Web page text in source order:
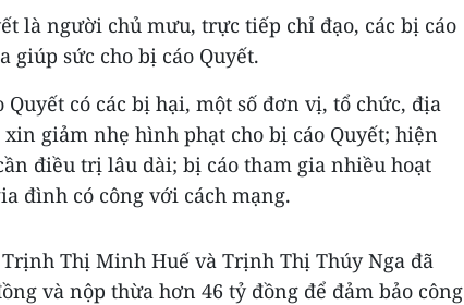
là người chủ mưu, trực tiếp chỉ đạo, các bị cáo
giúp sức cho bị cáo Quyết.
có các bị hại, một số đơn vị, tổ chức, địa
giảm nhẹ hình phạt cho bị cáo Quyết; hiện
điều trị lâu dài; bị cáo tham gia nhiều hoạt
đình có công với cách mạng.
Thị Minh Huế và Trịnh Thị Thúy Nga đã
và nộp thừa hơn 46 tỷ đồng để đảm bảo công